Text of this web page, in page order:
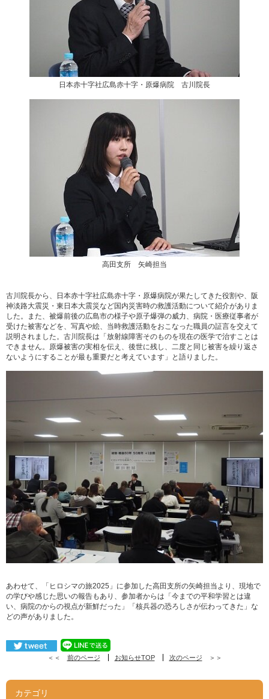
日本赤十字社広島赤十字・原爆病院 古川院長
高田支所 矢崎担当
古川院長から、日本赤十字社広島赤十字・原爆病院が果たしてきた役割や、阪
神淡路大震災・東日本大震災など国内災害時の救護活動について紹介がありま
した。また、被爆前後の広島市の様子や原子爆弾の威力、病院・医療従事者が
受けた被害などを、写真や絵、当時救護活動をおこなった職員の証言を交えて
説明されました。古川院長は「放射線障害そのものを現在の医学で治すことは
できません。原爆被害の実相を伝え、後世に残し、二度と同じ被害を繰り返さ
ないようにすることが最も重要だと考えています」と語りました。
あわせて、「ヒロシマの旅2025」に参加した高田支所の矢崎担当より、現地で
の学びや感じた思いの報告もあり、参加者からは「今までの平和学習とは違
い、病院のからの視点が新鮮だった」「核兵器の恐ろしさが伝わってきた」な
どの声がありました。
＜＜ 前のページ お知らせTOP 次のページ ＞＞
カテゴリ